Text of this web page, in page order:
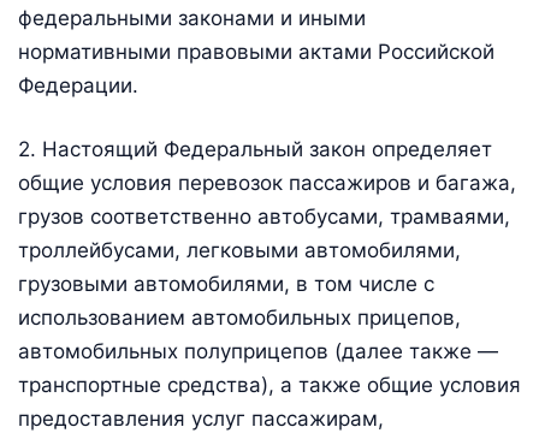
федеральными законами и иными
нормативными правовыми актами Российской
Федерации.
2. Настоящий Федеральный закон определяет
общие условия перевозок пассажиров и багажа,
грузов соответственно автобусами, трамваями,
троллейбусами, легковыми автомобилями,
грузовыми автомобилями, в том числе с
использованием автомобильных прицепов,
автомобильных полуприцепов (далее также —
транспортные средства), а также общие условия
предоставления услуг пассажирам,